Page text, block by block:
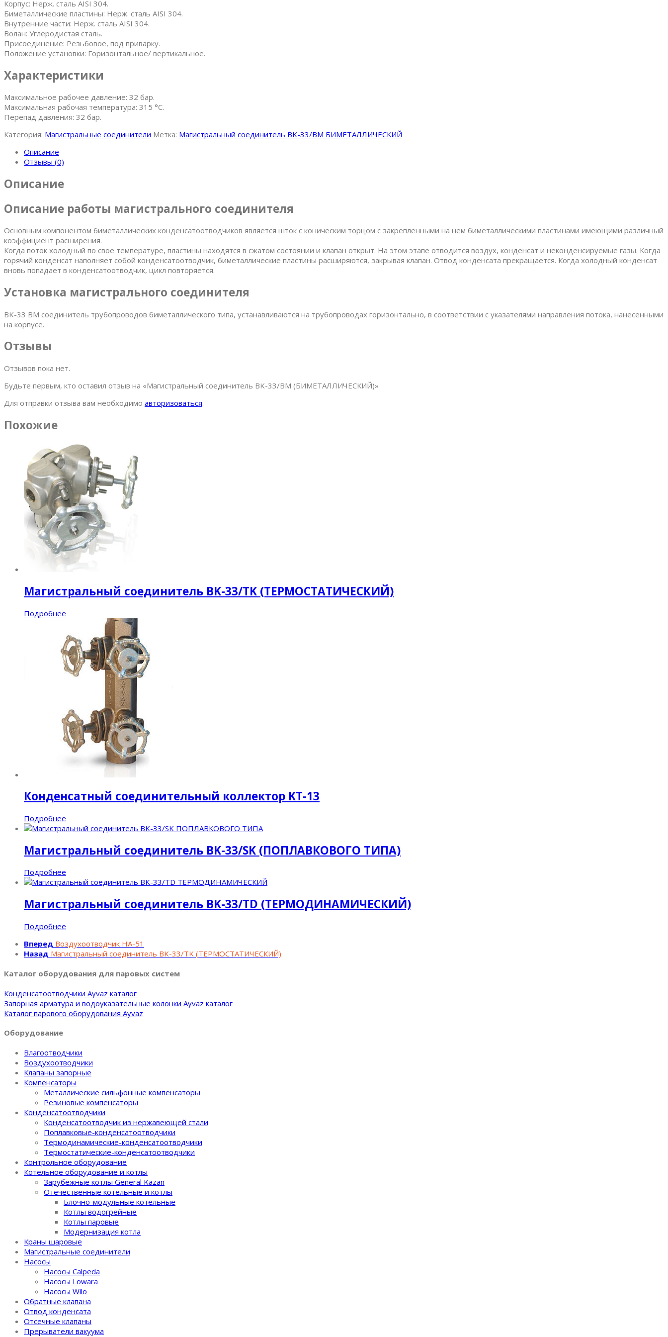
Корпус: Нерж. сталь AISI 304.
Биметаллические пластины: Нерж. сталь AISI 304.
Внутренние части: Нерж. сталь AISI 304.
Волан: Углеродистая сталь.
Присоединение: Резьбовое, под приварку.
Положение установки: Горизонтальное/ вертикальное.
Характеристики
Максимальное рабочее давление: 32 бар.
Максимальная рабочая температура: 315 °C.
Перепад давления: 32 бар.
Категория: Магистральные соединители Метка: Магистральный соединитель BK-33/ВМ БИМЕТАЛЛИЧЕСКИЙ
Описание
Отзывы (0)
Описание
Описание работы магистрального соединителя
Основным компонентом биметаллических конденсатоотводчиков является шток с коническим торцом с закрепленными на нем биметаллическими пластинами имеющими различный
коэффициент расширения.
Когда поток холодный по свое температуре, пластины находятся в сжатом состоянии и клапан открыт. На этом этапе отводится воздух, конденсат и неконденсируемые газы. Когда
горячий конденсат наполняет собой конденсатоотводчик, биметаллические пластины расширяются, закрывая клапан. Отвод конденсата прекращается. Когда холодный конденсат
вновь попадает в конденсатоотводчик, цикл повторяется.
Установка магистрального соединителя
BK-33 BM соединитель трубопроводов биметаллического типа, устанавливаются на трубопроводах горизонтально, в соответствии с указателями направления потока, нанесенными
на корпусе.
Отзывы
Отзывов пока нет.
Будьте первым, кто оставил отзыв на «Магистральный соединитель BK-33/ВМ (БИМЕТАЛЛИЧЕСКИЙ)»
Для отправки отзыва вам необходимо авторизоваться.
Похожие
Магистральный соединитель BK-33/TK (ТЕРМОСТАТИЧЕСКИЙ)
Подробнее
Конденсатный соединительный коллектор KT-13
Подробнее
Магистральный соединитель BK-33/SK (ПОПЛАВКОВОГО ТИПА)
Подробнее
Магистральный соединитель BK-33/TD (ТЕРМОДИНАМИЧЕСКИЙ)
Подробнее
Вперед Воздухоотводчик HA-51
Назад Магистральный соединитель BK-33/TK (ТЕРМОСТАТИЧЕСКИЙ)
Каталог оборудования для паровых систем
Конденсатоотводчики Ayvaz каталог
Запорная арматура и водоуказательные колонки Ayvaz каталог
Каталог парового оборудования Ayvaz
Оборудование
Влагоотводчики
Воздухоотводчики
Клапаны запорные
Компенсаторы
Металлические сильфонные компенсаторы
Резиновые компенсаторы
Конденсатоотводчики
Конденсатоотводчик из нержавеющей стали
Поплавковые-конденсатоотводчики
Термодинамические-конденсатоотводчики
Термостатические-конденсатоотводчики
Контрольное оборудование
Котельное оборудование и котлы
Зарубежные котлы General Kazan
Отечественные котельные и котлы
Блочно-модульные котельные
Котлы водогрейные
Котлы паровые
Модернизация котла
Краны шаровые
Магистральные соединители
Насосы
Насосы Calpeda
Насосы Lowara
Насосы Wilo
Обратные клапана
Отвод конденсата
Отсечные клапаны
Прерыватели вакуума